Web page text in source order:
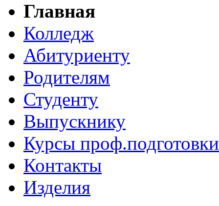
Главная
Колледж
Абитуриенту
Родителям
Студенту
Выпускнику
Курсы проф.подготовки
Контакты
Изделия